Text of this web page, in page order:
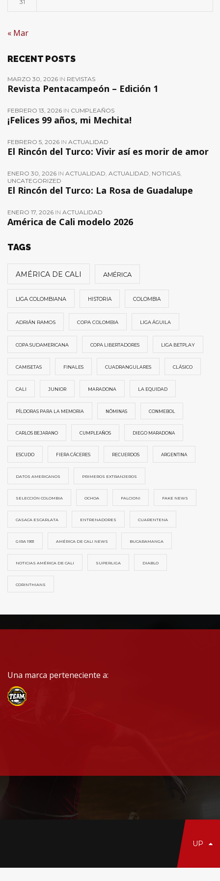
31
« Mar
RECENT POSTS
MARZO 30, 2026 IN REVISTAS
Revista Pentacampeón – Edición 1
FEBRERO 13, 2026 IN CUMPLEAÑOS
¡Felices 99 años, mi Mechita!
FEBRERO 5, 2026 IN ACTUALIDAD
El Rincón del Turco: Vivir así es morir de amor
ENERO 30, 2026 IN ACTUALIDAD, ACTUALIDAD, NOTICIAS,
UNCATEGORIZED
El Rincón del Turco: La Rosa de Guadalupe
ENERO 17, 2026 IN ACTUALIDAD
América de Cali modelo 2026
TAGS
AMÉRICA DE CALI AMÉRICA
LIGA COLOMBIANA HISTORIA COLOMBIA
ADRIÁN RAMOS COPA COLOMBIA LIGA ÁGUILA
COPA SUDAMERICANA COPA LIBERTADORES LIGA BETPLAY
CAMISETAS FINALES CUADRANGULARES CLÁSICO
CALI JUNIOR MARADONA LA EQUIDAD
PÍLDORAS PARA LA MEMORIA NÓMINAS CONMEBOL
CARLOS BEJARANO CUMPLEAÑOS DIEGO MARADONA
ESCUDO FIERA CÁCERES RECUERDOS ARGENTINA
DATOS AMERICANOS PRIMEROS EXTRANJEROS
SELECCIÓN COLOMBIA OCHOA FALCIONI FAKE NEWS
CASACA ESCARLATA ENTRENADORES CUARENTENA
GIRA 1931 AMÉRICA DE CALI NEWS BUCARAMANGA
NOTICIAS AMÉRICA DE CALI SUPERLIGA DIABLO
CORINTHIANS
Una marca perteneciente a:
UP